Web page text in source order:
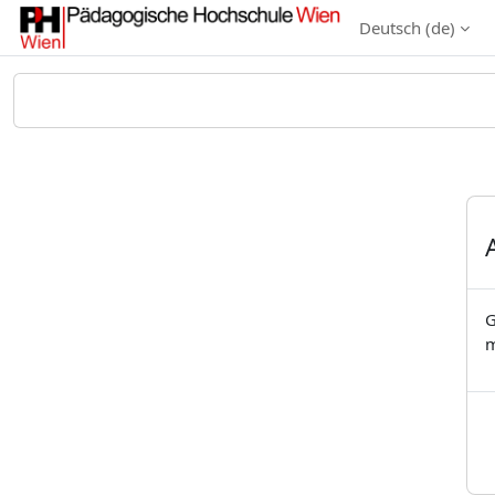
Zum Hauptinhalt
Deutsch ‎(de)‎